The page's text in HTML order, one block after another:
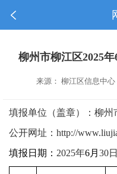
柳州市柳江区2025
来源： 柳江区信息中
填报单位（盖章）：柳州
公开网址： http://
填报日期： 2025年6月 30日